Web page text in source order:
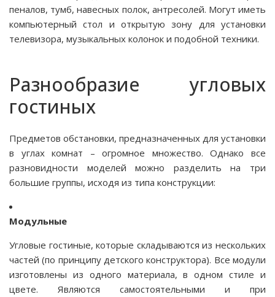
пеналов, тумб, навесных полок, антресолей. Могут иметь
компьютерный стол и открытую зону для установки
телевизора, музыкальных колонок и подобной техники.
Разнообразие угловых
гостиных
Предметов обстановки, предназначенных для установки
в углах комнат – огромное множество. Однако все
разновидности моделей можно разделить на три
большие группы, исходя из типа конструкции:
Модульные
Угловые гостиные, которые складываются из нескольких
частей (по принципу детского конструктора). Все модули
изготовлены из одного материала, в одном стиле и
цвете. Являются самостоятельными и при